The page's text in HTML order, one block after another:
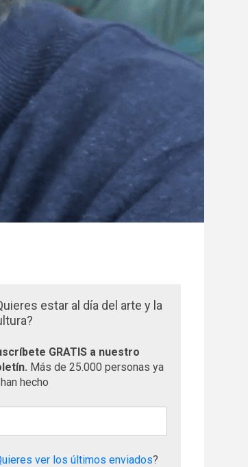
estar al día del arte y la
GRATIS a nuestro
Más de 25.000 personas ya
hecho
ver los últimos enviados?